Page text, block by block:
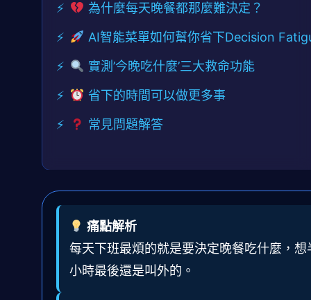
為什麼每天晚餐都那麼難決定？
AI智能菜單如何幫你省下Decision
實測’今晚吃什麼’三大救命功能
省下的時間可以做更多事
常見問題解答
痛點解析
每天下班最煩的就是要決定晚餐吃什麼，想
小時最後還是叫外的。